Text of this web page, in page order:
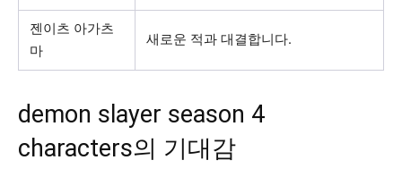
젠이츠 아가츠
마
새로운 적과 대결합니다.
demon slayer season 4
characters의 기대감